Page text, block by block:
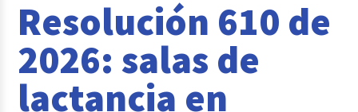
Buk
Transformación digital
Tendencias y Data
Resolución 610 de
2026: salas de
lactancia en